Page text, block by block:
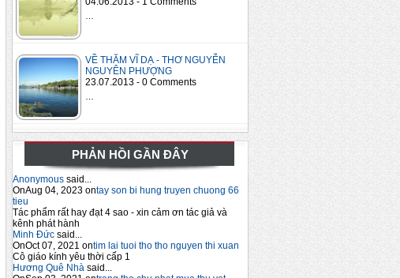
VỀ THĂM VĨ DẠ - THƠ NGUYỄN
NGUYÊN PHƯỢNG
23.07.2013 - 0 Comments
PHẢN HỒI GẦN ĐÂY
Anonymous said...
OnAug 04, 2023 ontay son bi hung truyen chuong 66
tieu
Tác phẩm rất hay đạt 4 sao - xin cảm ơn tác giả và
kênh phát hành
Minh Đức said...
OnOct 07, 2021 ontim lai tuoi tho tho nguyen thi xuan
Cô giáo kính yêu thời cấp 1
Hương Quê Nhà said...